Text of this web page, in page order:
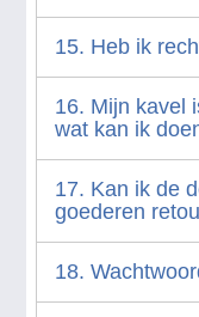
15. Heb ik
16. Mijn kavel
wat kan ik
17. Kan ik de
goederen
18.